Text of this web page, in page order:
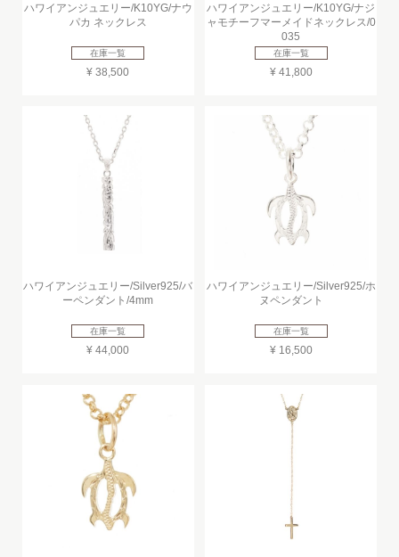
ハワイアンジュエリー/K10YG/ナウ
パカ ネックレス
在庫一覧
¥ 38,500
ハワイアンジュエリー/K10YG/ナジ
ャモチーフマーメイドネックレス/0
035
在庫一覧
¥ 41,800
ハワイアンジュエリー/Silver925/バ
ーペンダント/4mm
在庫一覧
¥ 44,000
ハワイアンジュエリー/Silver925/ホ
ヌペンダント
在庫一覧
¥ 16,500